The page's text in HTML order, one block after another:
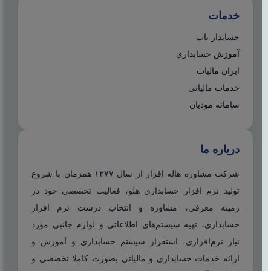
خدمات
حسابدار یاب
آموزش حسابداری
ایران مالیات
خدمات مالیاتی
سامانه مودیان
درباره ما
شرکت مشاوره هاله افزار از سال ۱۳۷۷ همزمان با شروع
تولید نرم افزار حسابداری هلو، فعالیت تخصصی خود در
زمینه معرفی، مشاوره و انتخاب درست نرم افزار
حسابداری، تهیه سیستم‌های اطلاعاتی و لوازم جانبی مورد
نیاز نرم‌افزاری، استقرار سیستم حسابداری و آموزش و
ارائه خدمات حسابداری و مالیاتی بصورت کاملا تخصصی و